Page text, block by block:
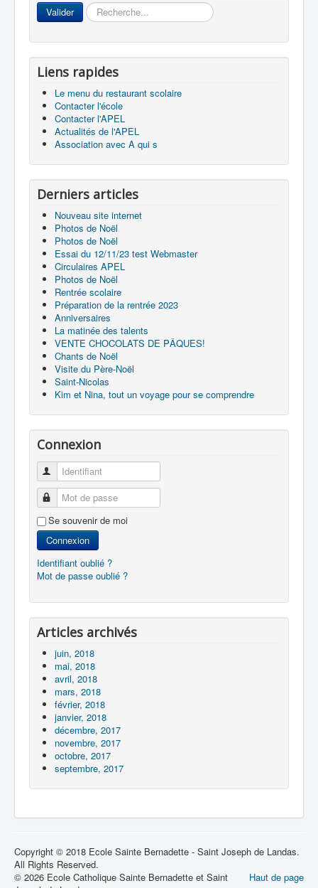
Valider Rechercher
Liens rapides
Le menu du restaurant scolaire
Contacter l'école
Contacter l'APEL
Actualités de l'APEL
Association avec A qui s
Derniers articles
Nouveau site internet
Photos de Noël
Photos de Noël
Essai du 12/11/23 test Webmaster
Circulaires APEL
Photos de Noël
Rentrée scolaire
Préparation de la rentrée 2023
Anniversaires
La matinée des talents
VENTE CHOCOLATS DE PÂQUES!
Chants de Noël
Visite du Père-Noël
Saint-Nicolas
Kim et Nina, tout un voyage pour se comprendre
Connexion
Identifiant
Mot de passe
Se souvenir de moi
Connexion
Identifiant oublié ?
Mot de passe oublié ?
Articles archivés
juin, 2018
mai, 2018
avril, 2018
mars, 2018
février, 2018
janvier, 2018
décembre, 2017
novembre, 2017
octobre, 2017
septembre, 2017
Copyright © 2018 Ecole Sainte Bernadette - Saint Joseph de Landas.
All Rights Reserved.
Haut de page
© 2026 Ecole Catholique Sainte Bernadette et Saint